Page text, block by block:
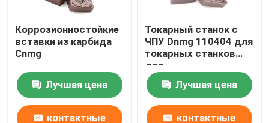
Черновая концевая фреза
Резьбовая концевая фреза
Фаска концевая фреза
Коррозионностойкие
вставки из карбида
Cnmg
Лучшая цена
контактные
Токарный станок с
ЧПУ Dnmg 110404 для
токарных станков
для
металлокерамики,
режущий инструмент
Лучшая цена
контактные